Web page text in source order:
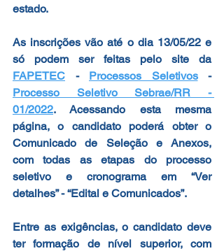
estado.
As inscrições vão até o dia 13/05/22 e
só podem ser feitas pelo site da
FAPETEC - Processos Seletivos
-
Processo Seletivo Sebrae/RR -
01/2022. Acessando esta mesma
página, o candidato poderá obter o
Comunicado de Seleção e Anexos,
com todas as etapas do processo
seletivo e cronograma em “Ver
detalhes” - “Edital e Comunicados”.
Entre as exigências, o candidato deve
ter formação de nível superior, com